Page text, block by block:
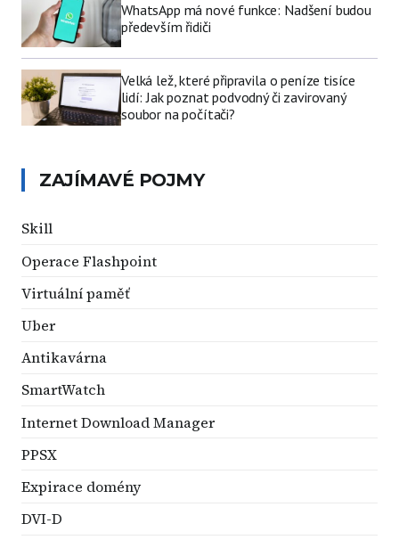
WhatsApp má nové funkce: Nadšení budou
především řidiči
Velká lež, které připravila o peníze tisíce
lidí: Jak poznat podvodný či zavirovaný
soubor na počítači?
ZAJÍMAVÉ POJMY
Skill
Operace Flashpoint
Virtuální paměť
Uber
Antikavárna
SmartWatch
Internet Download Manager
PPSX
Expirace domény
DVI-D